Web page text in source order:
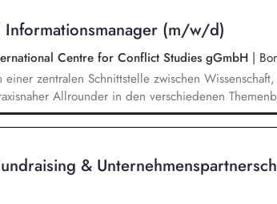
Informationsmanager (m/w/d)
Centre for Conflict Studies gGmbH |
einer zentralen Schnittstelle zwischen
Allrounder in den verschiedenen
unsere Bibliothek, entwickelst unser
Forschungsdatenmanagement (FDM)
von Forschungsinformationen und
Berichte die strategische Steuerung des Instituts.
&